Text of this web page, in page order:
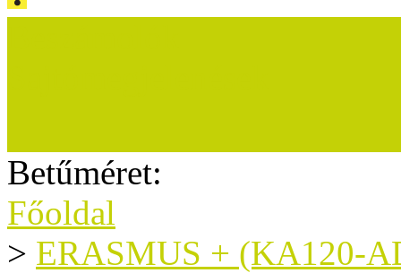
Betűméret:
Főoldal
> ERASMUS + (KA120-